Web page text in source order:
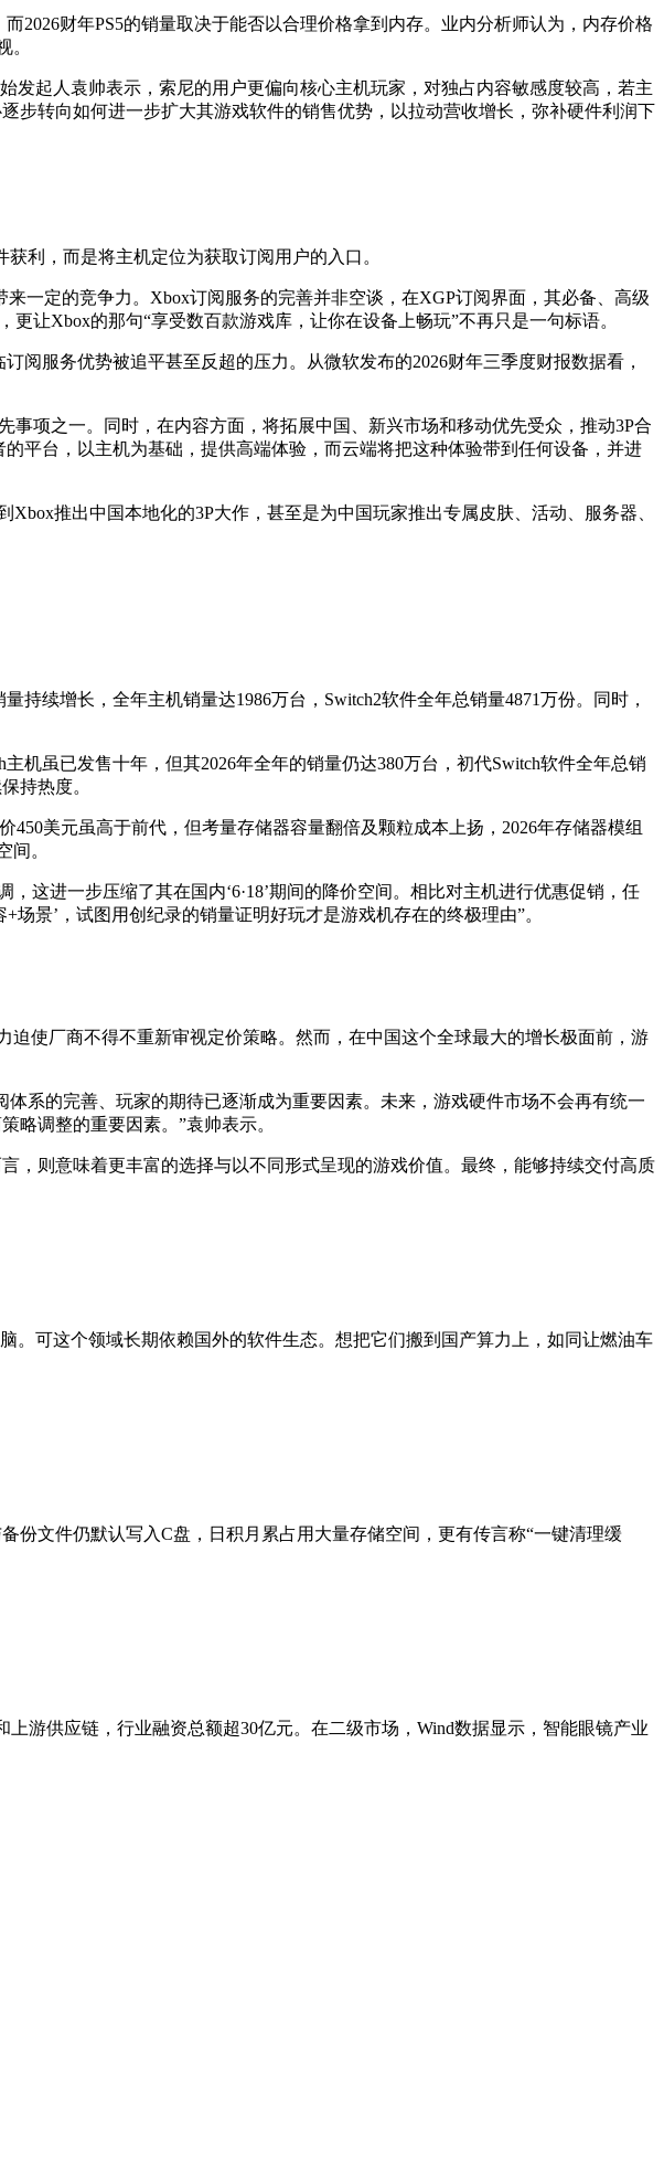
2026财年PS5的销量取决于能否以合理价格拿到内存。业内分析师认为，内存价格
。
发起人袁帅表示，索尼的用户更偏向核心主机玩家，对独占内容敏感度较高，若主
步转向如何进一步扩大其游戏软件的销售优势，以拉动营收增长，弥补硬件利润下
利，而是将主机定位为获取订阅用户的入口。
一定的竞争力。Xbox订阅服务的完善并非空谈，在XGP订阅界面，其必备、高级
让Xbox的那句“享受数百款游戏库，让你在设备上畅玩”不再只是一句标语。
服务优势被追平甚至反超的压力。从微软发布的2026财年三季度财报数据看，
项之一。同时，在内容方面，将拓展中国、新兴市场和移动优先受众，推动3P合
平台，以主机为基础，提供高端体验，而云端将把这种体验带到任何设备，并进
推出中国本地化的3P大作，甚至是为中国玩家推出专属皮肤、活动、服务器、
持续增长，全年主机销量达1986万台，Switch2软件全年总销量4871万份。同时，
机虽已发售十年，但其2026年全年的销量仍达380万台，初代Switch软件全年总销
持热度。
450美元虽高于前代，但考量存储器容量翻倍及颗粒成本上扬，2026年存储器模组
间。
这进一步压缩了其在国内‘6·18’期间的降价空间。相比对主机进行优惠促销，任
景’，试图用创纪录的销量证明好玩才是游戏机存在的终极理由”。
迫使厂商不得不重新审视定价策略。然而，在中国这个全球最大的增长极面前，游
系的完善、玩家的期待已逐渐成为重要因素。未来，游戏硬件市场不会再有统一
略调整的重要因素。”袁帅表示。
，则意味着更丰富的选择与以不同形式呈现的游戏价值。最终，能够持续交付高质
。可这个领域长期依赖国外的软件生态。想把它们搬到国产算力上，如同让燃油车
份文件仍默认写入C盘，日积月累占用大量存储空间，更有传言称“一键清理缓
游供应链，行业融资总额超30亿元。在二级市场，Wind数据显示，智能眼镜产业